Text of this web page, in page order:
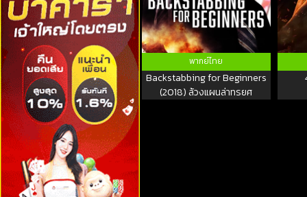
พากย์ไทย
Backstabbing for Beginners
(2018) ล้วงแผนล่าทรยศ